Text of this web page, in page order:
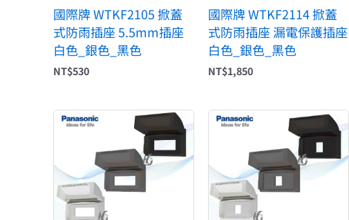
國際牌 WTKF2105 掀蓋
式防雨插座 5.5mm插座
白色_銀色_黑色
NT$530
國際牌 WTKF2114 掀蓋
式防雨插座 漏電保護插座
白色_銀色_黑色
NT$1,850
價
格
範
圍：
NT$200
到
NT$270
價
格
範
圍：
NT$200
到
NT$270